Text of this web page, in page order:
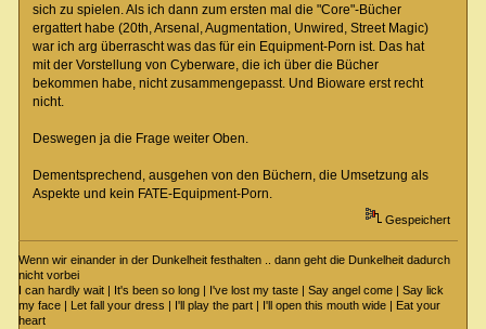
sich zu spielen. Als ich dann zum ersten mal die "Core"-Bücher
ergattert habe (20th, Arsenal, Augmentation, Unwired, Street Magic)
war ich arg überrascht was das für ein Equipment-Porn ist. Das hat
mit der Vorstellung von Cyberware, die ich über die Bücher
bekommen habe, nicht zusammengepasst. Und Bioware erst recht
nicht.
Deswegen ja die Frage weiter Oben.
Dementsprechend, ausgehen von den Büchern, die Umsetzung als
Aspekte und kein FATE-Equipment-Porn.
Gespeichert
Wenn wir einander in der Dunkelheit festhalten .. dann geht die Dunkelheit dadurch
nicht vorbei
I can hardly wait | It's been so long | I've lost my taste | Say angel come | Say lick
my face | Let fall your dress | I'll play the part | I'll open this mouth wide | Eat your
heart